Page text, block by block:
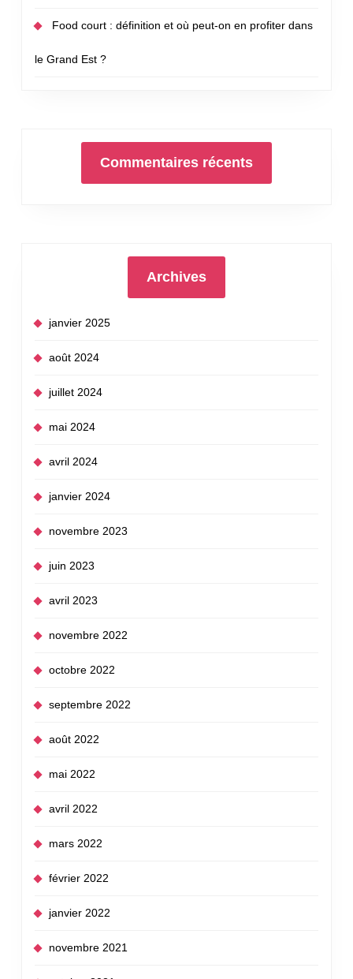
Food court : définition et où peut-on en profiter dans
le Grand Est ?
Commentaires récents
Archives
janvier 2025
août 2024
juillet 2024
mai 2024
avril 2024
janvier 2024
novembre 2023
juin 2023
avril 2023
novembre 2022
octobre 2022
septembre 2022
août 2022
mai 2022
avril 2022
mars 2022
février 2022
janvier 2022
novembre 2021